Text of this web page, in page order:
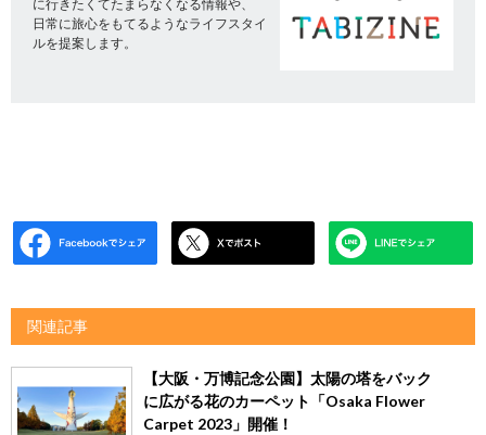
に行きたくてたまらなくなる情報や、
日常に旅心をもてるようなライフスタイ
ルを提案します。
関連記事
【大阪・万博記念公園】太陽の塔をバック
に広がる花のカーペット「Osaka Flower
Carpet 2023」開催！